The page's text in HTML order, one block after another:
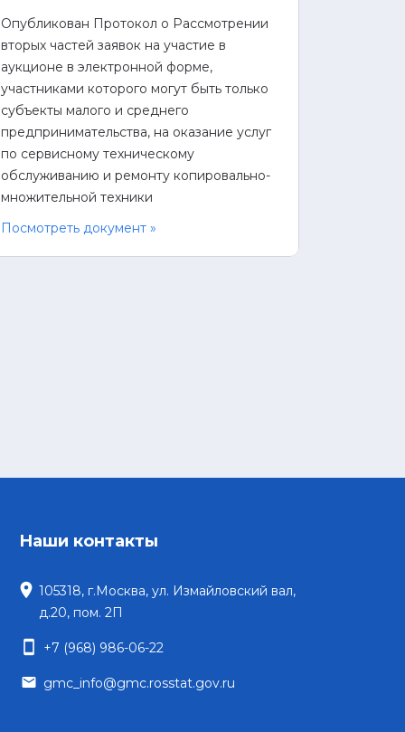
Опубликован Протокол о Рассмотрении
вторых частей заявок на участие в
аукционе в электронной форме,
участниками которого могут быть только
субъекты малого и среднего
предпринимательства, на оказание услуг
по сервисному техническому
обслуживанию и ремонту копировально-
множительной техники
Посмотреть документ »
Наши контакты
location_on 105318, г.Москва, ул. Измайловский вал,
д.20, пом. 2П
smartphone +7 (968) 986-06-22
email gmc_info@gmc.rosstat.gov.ru